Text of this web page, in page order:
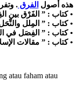
هذه أصول الفرق .
• كتاب : ” الفَرْق بين
• كتاب : ” المِلل
• كتاب : ” الفِصَل في
• كتاب : ” مقالات
atau faham atau